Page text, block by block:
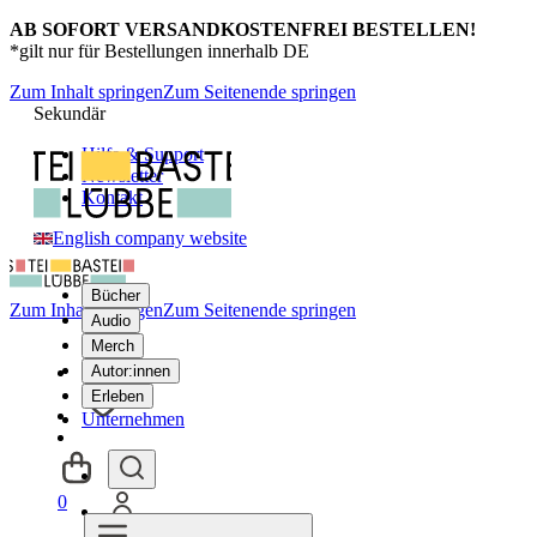
AB SOFORT VERSANDKOSTENFREI BESTELLEN!
*gilt nur für Bestellungen innerhalb DE
Zum Inhalt springenZum Seitenende springen
Sekundär
Hilfe & Support
Newsletter
Kontakt
English company website
Bücher
Audio
Merch
Autor:innen
Erleben
Unternehmen
Zum Inhalt springenZum Seitenende springen
0